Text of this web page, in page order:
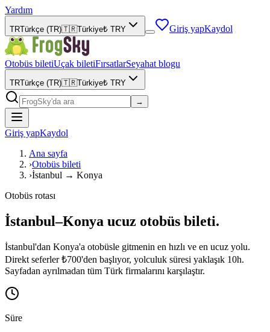
Yardım
TRTürkçe (TR)🇹🇷Türkiye₺ TRY Giriş yapKaydol
Otobüs biletiUçak biletiFırsatlarSeyahat blogu
TRTürkçe (TR)🇹🇷Türkiye₺ TRY
→
Giriş yapKaydol
Ana sayfa
›Otobüs bileti
›İstanbul → Konya
Otobüs rotası
İstanbul–Konya ucuz otobüs bileti.
İstanbul'dan Konya'a otobüsle gitmenin en hızlı ve en ucuz yolu.
Direkt seferler ₺700'den başlıyor, yolculuk süresi yaklaşık 10h.
Sayfadan ayrılmadan tüm Türk firmalarını karşılaştır.
Süre